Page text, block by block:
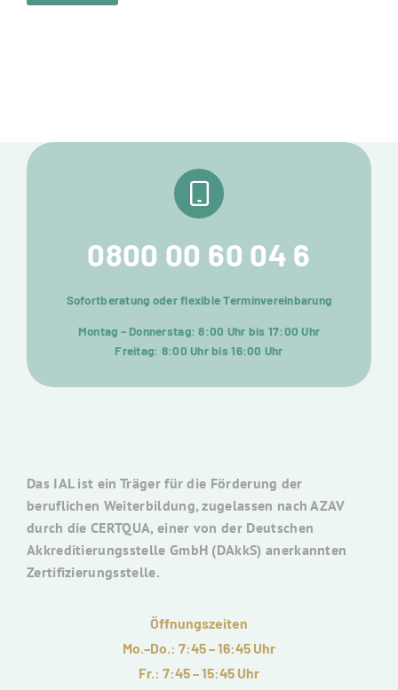
0800 00 60 04 6
Sofortberatung oder flexible Terminvereinbarung
Montag – Donnerstag: 8:00 Uhr bis 17:00 Uhr
Freitag: 8:00 Uhr bis 16:00 Uhr
Das IAL ist ein Träger für die Förderung der
beruflichen Weiterbildung, zugelassen nach AZAV
durch die CERTQUA, einer von der Deutschen
Akkreditierungsstelle GmbH (DAkkS) anerkannten
Zertifizierungsstelle.
Öffnungszeiten
Mo.–Do.: 7:45 – 16:45 Uhr
Fr.: 7:45 – 15:45 Uhr